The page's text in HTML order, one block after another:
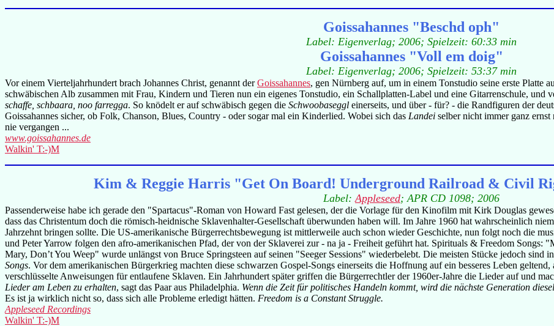
Goissahannes "Beschd oph"
Label: Eigenverlag; 2006; Spielzeit: 60:33 min
Goissahannes "Voll em doig"
Label: Eigenverlag; 2006; Spielzeit: 53:37 min
Vor einem Vierteljahrhundert brach Johannes Christ, genannt derGoissahannes, gen Nürnberg auf, um in einem Tonstudio seine erste Platte
schwäbischen Alb zusammen mit Frau, Kindern und Tieren nun ein eigenes Tonstudio, ein Schallplatten-Label und eine Gitarrenschule,
schaffe, schbaara, noo farregga. So knödelt er auf schwäbisch gegen die Schwoobaseggl einerseits, und über - für? - die Randfiguren der
Goissahannes sicher, ob Folk, Chanson, Blues, Country - oder sogar mal ein Kinderlied. Wobei sich das Landei selber nicht immer ganz
nie vergangen ...
www.goissahannes.de
Walkin' T:-)M
Kim & Reggie Harris "Get On Board! Underground Railroad & Civil
Label:Appleseed; APR CD 1098; 2006
Passenderweise habe ich gerade den "Spartacus"-Roman von Howard Fast gelesen, der die Vorlage für den Kinofilm mit Kirk Douglas
dass das Christentum doch die römisch-heidnische Sklavenhalter-Gesellschaft überwunden haben will. Im Jahre 1960 hat wahrscheinlich
Jahrzehnt bringen sollte. Die US-amerikanische Bürgerrechtsbewegung ist mittlerweile auch schon wieder Geschichte, nun folgt noch die
und Peter Yarrow folgen den afro-amerikanischen Pfad, der von der Sklaverei zur - na ja - Freiheit geführt hat. Spirituals & Freedom
Mary, Don’t You Weep" wurde unlängst von Bruce Springsteen auf seinen "Seeger Sessions" wiederbelebt. Die meisten Stücke jedoch sind
Songs. Vor dem amerikanischen Bürgerkrieg machten diese schwarzen Gospel-Songs einerseits die Hoffnung auf ein besseres Leben
verschlüsselte Anweisungen für entlaufene Sklaven. Ein Jahrhundert später griffen die Bürgerrechtler der 1960er-Jahre die Lieder auf und
Lieder am Leben zu erhalten, sagt das Paar aus Philadelphia. Wenn die Zeit für politisches Handeln kommt, wird die nächste Generation
Es ist ja wirklich nicht so, dass sich alle Probleme erledigt hätten. Freedom is a Constant Struggle.
Appleseed Recordings
Walkin' T:-)M